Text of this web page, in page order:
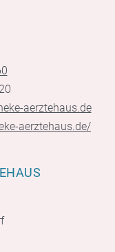
aerztehaus.de
aerztehaus.de/